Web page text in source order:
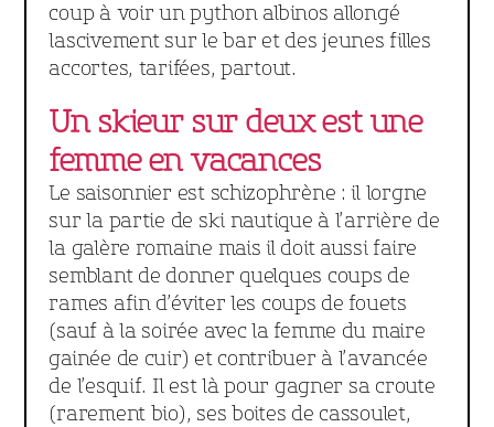
coup à voir un python albinos allongé
lascivement sur le bar et des jeunes filles
accortes, tarifées, partout.
Un skieur sur deux est une
femme en vacances
Le saisonnier est schizophrène : il lorgne
sur la partie de ski nautique à l’arrière de
la galère romaine mais il doit aussi faire
semblant de donner quelques coups de
rames afin d’éviter les coups de fouets
(sauf à la soirée avec la femme du maire
gainée de cuir) et contribuer à l’avancée
de l’esquif. Il est là pour gagner sa croute
(rarement bio), ses boites de cassoulet,